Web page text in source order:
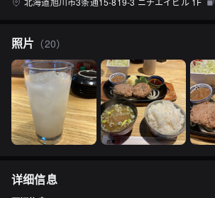
照片 （20）
详细信息